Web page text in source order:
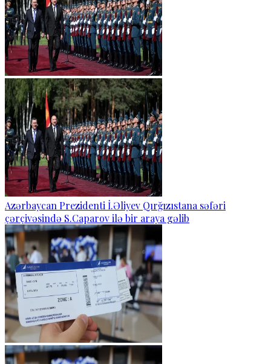
Azərbaycan Prezidenti İ.Əliyev Qırğızıstana səfəri
çərçivəsində S.Caparov ilə bir araya gəlib